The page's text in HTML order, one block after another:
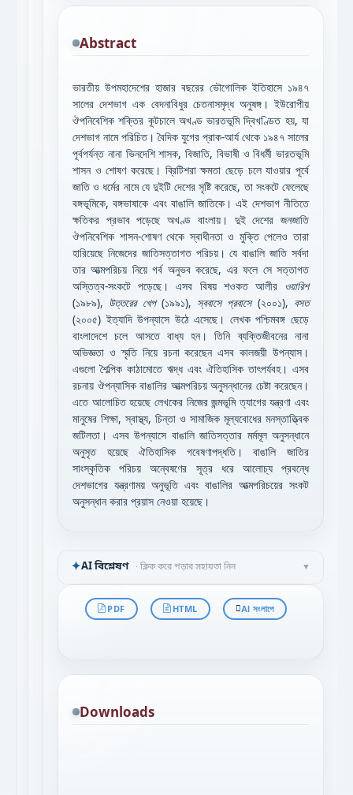
Abstract
ভারতীয় উপমহাদেশের হাজার বছরের ভৌগোলিক ইতিহাসে ১৯৪৭
সালের দেশভাগ এক বেদনাবিধুর চেতনাসমৃদ্ধ অনুষঙ্গ। ইউরোপীয়
ঔপনিবেশিক শক্তির কূটচালে অখণ্ড ভারতভূমি দ্বিখণ্ডিত হয়, যা
দেশভাগ নামে পরিচিত। বৈদিক যুগের প্রাক-আর্য থেকে ১৯৪৭ সালের
পূর্বপর্যন্ত নানা ভিনদেশি শাসক, বিজাতি, বিভাষী ও বিধর্মী ভারতভূমি
শাসন ও শোষণ করেছে। ব্রিটিশরা ক্ষমতা ছেড়ে চলে যাওয়ার পূর্বে
জাতি ও ধর্মের নামে যে দুইটি দেশের সৃষ্টি করেছে, তা সংকটে ফেলেছে
বঙ্গভূমিকে, বঙ্গভাষাকে এবং বাঙালি জাতিকে। এই দেশভাগ নীতিতে
ক্ষতিকর প্রভাব পড়েছে অখণ্ড বাংলায়। দুই দেশের জনজাতি
ঔপনিবেশিক শাসন-শোষণ থেকে স্বাধীনতা ও মুক্তি পেলেও তারা
হারিয়েছে নিজেদের জাতিসত্তাগত পরিচয়। যে বাঙালি জাতি সর্বদা
তার আত্মপরিচয় নিয়ে গর্ব অনুভব করেছে, এর ফলে সে সত্তাগত
অস্তিত্ব-সংকটে পড়েছে। এসব বিষয় শওকত আলীর
ওয়ারিশ
(১৯৮৯), উত্তরের খেপ(১৯৯১), স্ববাসে প্রবাসে(২০০১), বসত
(২০০৫) ইত্যাদি উপন্যাসে উঠে এসেছে। লেখক পশ্চিমবঙ্গ ছেড়ে
বাংলাদেশে চলে আসতে বাধ্য হন। তিনি ব্যক্তিজীবনের নানা
অভিজ্ঞতা ও স্মৃতি নিয়ে রচনা করেছেন এসব কালজয়ী উপন্যাস।
এগুলো শৈল্পিক কাঠামোতে ঋদ্ধ এবং ঐতিহাসিক তাৎপর্যবহ। এসব
রচনায় ঔপন্যাসিক বাঙালির আত্মপরিচয় অনুসন্ধানের চেষ্টা করেছেন।
এতে আলোচিত হয়েছে লেখকের নিজের জন্মভূমি ত্যাগের যন্ত্রণা এবং
মানুষের শিক্ষা, স্বাস্থ্য, চিন্তা ও সামাজিক মূল্যবোধের মনস্তাত্ত্বিক
জটিলতা। এসব উপন্যাসে বাঙালি জাতিসত্তার মর্মমূল অনুসন্ধানে
অনুসৃত হয়েছে ঐতিহাসিক গবেষণাপদ্ধতি। বাঙালি জাতির
সাংস্কৃতিক পরিচয় অন্বেষণের সূত্র ধরে আলোচ্য প্রবন্ধে
দেশভাগের যন্ত্রণাময় অনুভূতি এবং বাঙালির আত্মপরিচয়ের সংকট
অনুসন্ধান করার প্রয়াস নেওয়া হয়েছে।
✦AI বিশ্লেষণ · ক্লিক করে পড়ার সহায়তা নিন ▼
PDF HTML AI সংলাপে
Downloads